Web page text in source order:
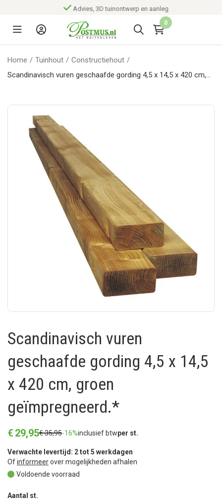
Advies, 3D tuinontwerp en aanleg
0
Home / Tuinhout / Constructiehout /
Scandinavisch vuren geschaafde gording 4,5 x 14,5 x 420 cm,
Scandinavisch vuren
geschaafde gording 4,5 x 14,5
x 420 cm, groen
geïmpregneerd.*
€ 29,95€35,95-16%inclusief btwper st.
Verwachte levertijd: 2 tot 5 werkdagen
Ofinformeerover mogelijkheden afhalen
Voldoende voorraad
Aantal st.